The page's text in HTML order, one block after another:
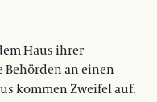
Haus ihrer
an einen
kommen Zweifel auf.